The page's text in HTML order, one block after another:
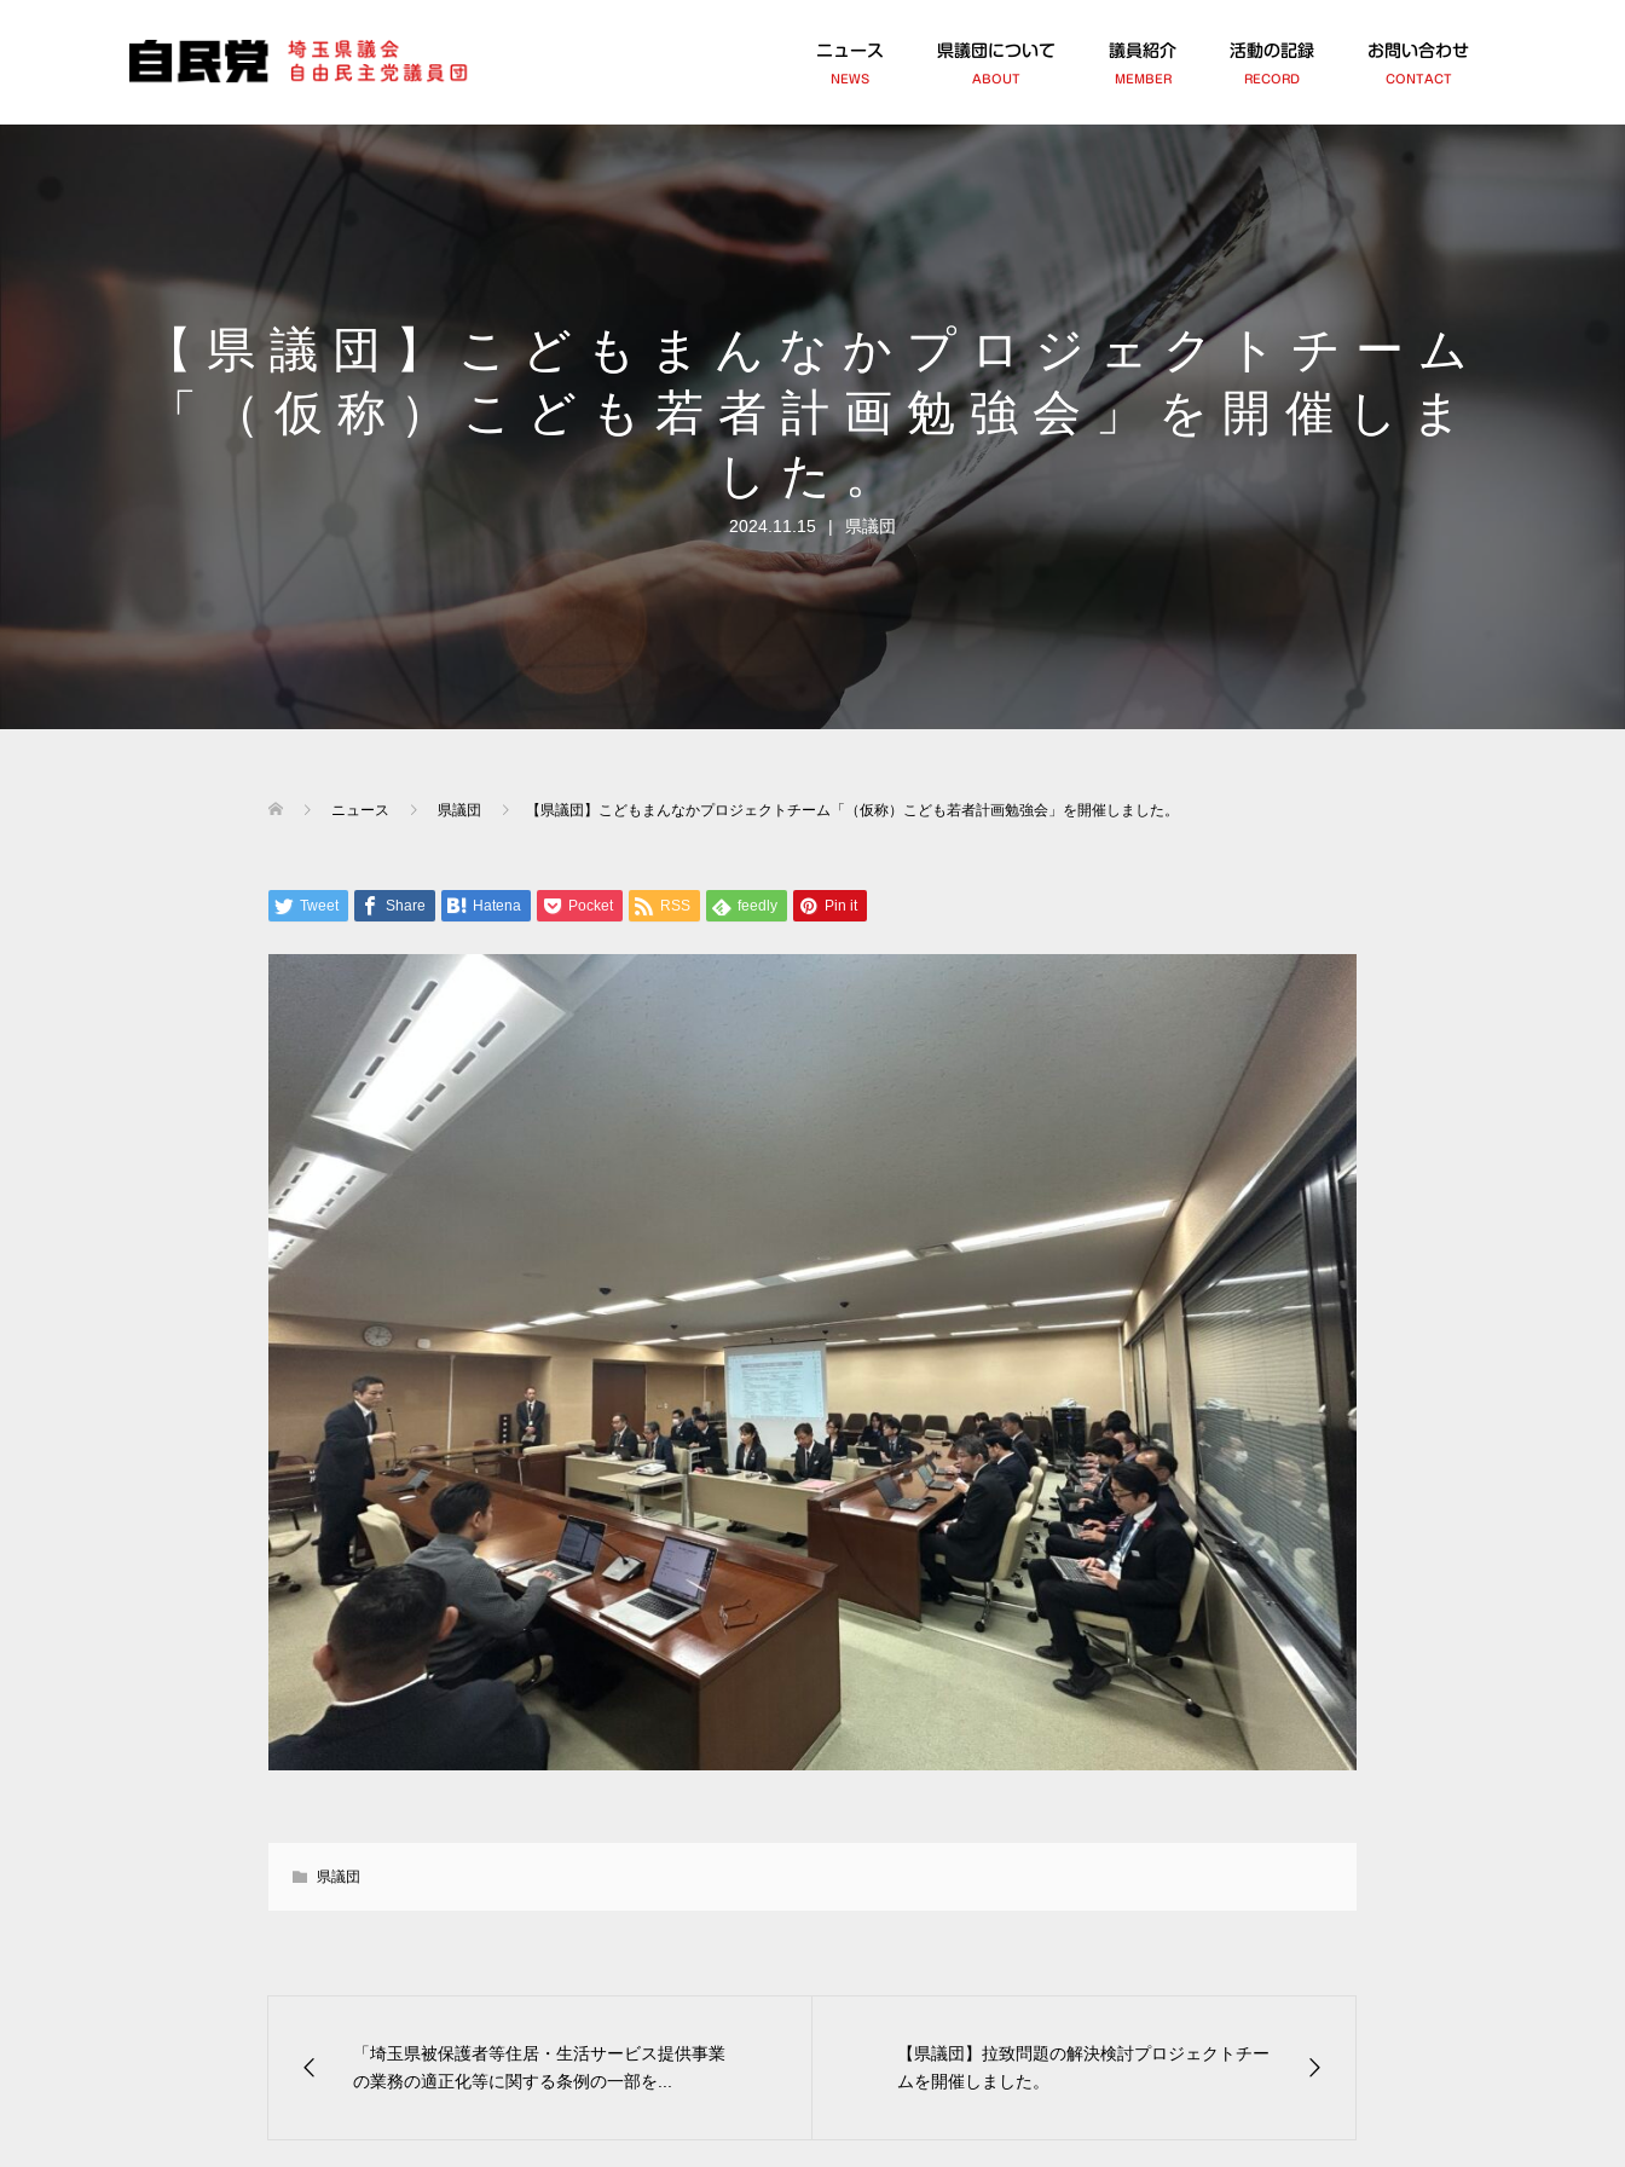
ニュース
NEWS
県議団について
ABOUT
議員紹介
MEMBER
活動の記録
RECORD
お問い合わせ
CONTACT
【県議団】こどもまんなかプロジェクトチーム
「（仮称）こども若者計画勉強会」を開催しま
した。
2024.11.15 県議団
ニュース 県議団 【県議団】こどもまんなかプロジェクトチーム「（仮称）こども若者計画勉強会」を開催しました。
Tweet Share Hatena Pocket RSS feedly Pin it
県議団
「埼玉県被保護者等住居・生活サービス提供事業
の業務の適正化等に関する条例の一部を...
【県議団】拉致問題の解決検討プロジェクトチー
ムを開催しました。